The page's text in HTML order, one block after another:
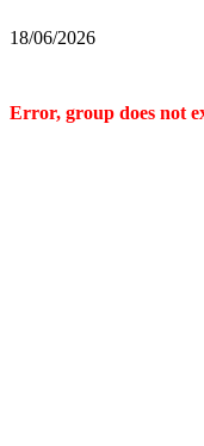
18/06/2026
Error, group does not